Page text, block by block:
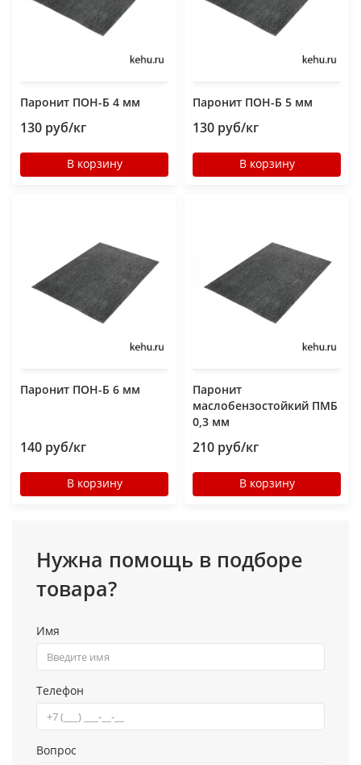
Паронит ПОН-Б 4 мм
130 руб/кг
В корзину
Паронит ПОН-Б 5 мм
130 руб/кг
В корзину
Паронит ПОН-Б 6 мм
140 руб/кг
В корзину
Паронит
маслобензостойкий ПМБ
0,3 мм
210 руб/кг
В корзину
Нужна помощь в подборе
товара?
Имя
Телефон
Вопрос